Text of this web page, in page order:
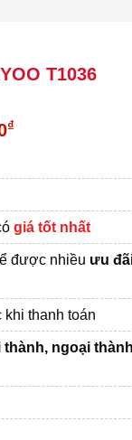
T1036
₫
giá tốt nhất
được nhiều ưu
thanh toán
thành, ngoại